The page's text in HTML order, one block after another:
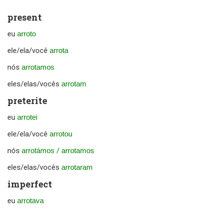
present
eu arroto
ele/ela/você arrota
nós arrotamos
eles/elas/vocês arrotam
preterite
eu arrotei
ele/ela/você arrotou
nós arrotámos / arrotamos
eles/elas/vocês arrotaram
imperfect
eu arrotava